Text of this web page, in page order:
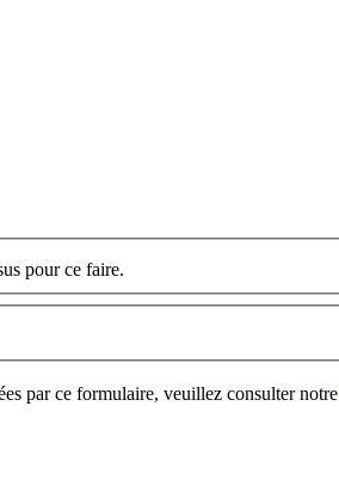
pour ce faire.
par ce formulaire, veuillez consulter notre